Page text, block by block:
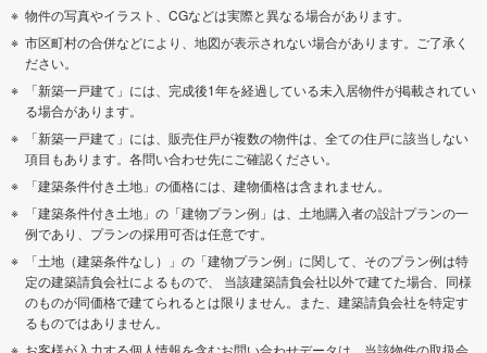
物件の写真やイラスト、CGなどは実際と異なる場合があります。
市区町村の合併などにより、地図が表示されない場合があります。ご了承く
ださい。
「新築一戸建て」には、完成後1年を経過している未入居物件が掲載されてい
る場合があります。
「新築一戸建て」には、販売住戸が複数の物件は、全ての住戸に該当しない
項目もあります。各問い合わせ先にご確認ください。
「建築条件付き土地」の価格には、建物価格は含まれません。
「建築条件付き土地」の「建物プラン例」は、土地購入者の設計プランの一
例であり、プランの採用可否は任意です。
「土地（建築条件なし）」の「建物プラン例」に関して、そのプラン例は特
定の建築請負会社によるもので、 当該建築請負会社以外で建てた場合、同様
のものが同価格で建てられるとは限りません。また、建築請負会社を特定す
るものではありません。
お客様が入力する個人情報を含むお問い合わせデータは、当該物件の取扱会